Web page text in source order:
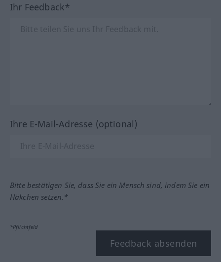
Ihr Feedback*
Ihre E-Mail-Adresse (optional)
Bitte bestätigen Sie, dass Sie ein Mensch sind, indem Sie ein
Häkchen setzen.*
*Pflichtfeld
Feedback absenden